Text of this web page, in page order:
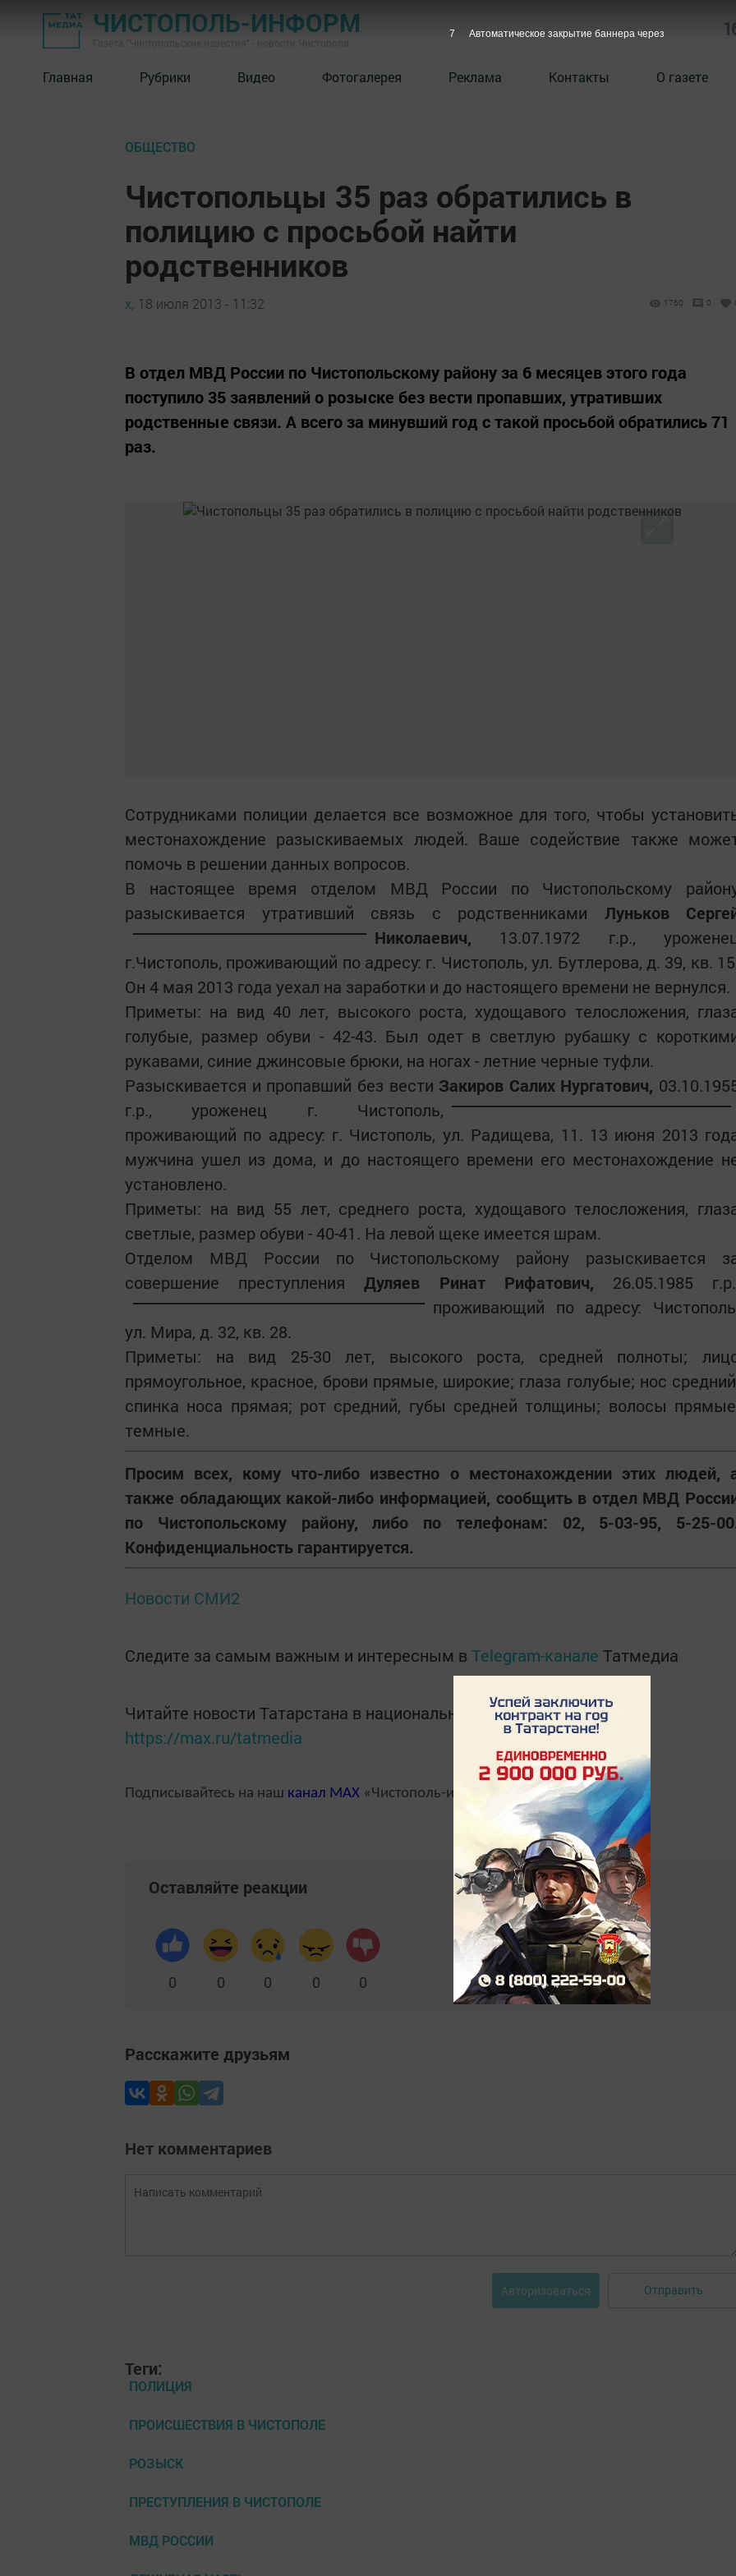
ЧИСТОПОЛЬ-ИНФОРМ
Главная Рубрики Видео Фотогалерея Реклама Контакты О газете
ОБЩЕСТВО
Чистопольцы 35 раз обратились в
полицию с просьбой найти
родственников
х, 18 июля 2013 - 11:32 1760 0
В отдел МВД России по Чистопольскому району за 6 месяцев этого года
поступило 35 заявлений о розыске без вести пропавших, утративших
родственные связи. А всего за минувший год с такой просьбой обратились 71
раз.
Сотрудниками полиции делается все возможное для того, чтобы
местонахождение разыскиваемых людей. Ваше содействие также
помочь в решении данных вопросов.
В настоящее время отделом МВД России по Чистопольскому
разыскивается утративший связь с родственниками Луньков
Николаевич, 13.07.1972 г.р.,
г.Чистополь, проживающий по адресу: г. Чистополь, ул. Бутлерова, д. 39, кв.
Он 4 мая 2013 года уехал на заработки и до настоящего времени не вернулся.
Приметы: на вид 40 лет, высокого роста, худощавого телосложения,
голубые, размер обуви - 42-43. Был одет в светлую рубашку с
рукавами, синие джинсовые брюки, на ногах - летние черные туфли.
Разыскивается и пропавший без вести Закиров Салих Нургатович,
г.р., уроженец г. Чистополь,
проживающий по адресу: г. Чистополь, ул. Радищева, 11. 13 июня 2013
мужчина ушел из дома, и до настоящего времени его местонахождение
установлено.
Приметы: на вид 55 лет, среднего роста, худощавого телосложения,
светлые, размер обуви - 40-41. На левой щеке имеется шрам.
Отделом МВД России по Чистопольскому району разыскивается
совершение преступленияДуляев Ринат Рифатович, 26.05.1985
проживающий по адресу:
ул. Мира, д. 32, кв. 28.
Приметы: на вид 25-30 лет, высокого роста, средней полноты;
прямоугольное, красное, брови прямые, широкие; глаза голубые; нос
спинка носа прямая; рот средний, губы средней толщины; волосы
темные.
Просим всех, кому что-либо известно о местонахождении этих людей,
также обладающих какой-либо информацией, сообщить в отдел МВД
по Чистопольскому району, либо по телефонам: 02, 5-03-95, 5-25-
Конфиденциальность гарантируется.
Новости СМИ2
Следите за самым важным и интересным в Telegram-канале Татмедиа
Читайте новости Татарстана в национальном мессенджере MАХ:
https://max.ru/tatmedia
Подписывайтесь на наш канал MAX «Чистополь-информ»
Оставляйте реакции
0 0 0 0 0
Расскажите друзьям
Нет комментариев
Авторизоваться Отправить
Теги:
ПОЛИЦИЯ
ПРОИСШЕСТВИЯ В ЧИСТОПОЛЕ
РОЗЫСК
ПРЕСТУПЛЕНИЯ В ЧИСТОПОЛЕ
МВД РОССИИ
6 Автоматическое закрытие баннера через